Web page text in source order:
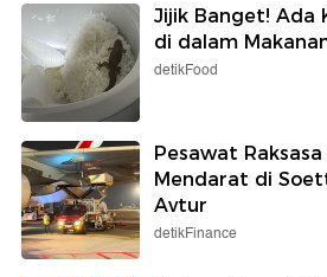
Jijik Banget! Ada
di dalam
detikFood
Pesawat
Mendarat di
Avtur
detikFinance